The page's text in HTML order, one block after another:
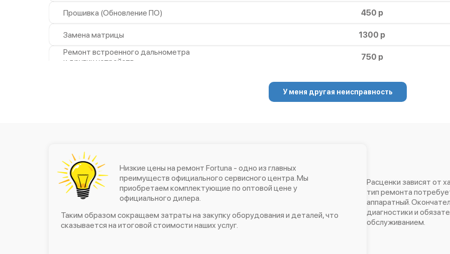
Прошивка (Обновление ПО) 450 р
Замена матрицы 1300 р
Ремонт встроенного дальнометра
и других устройств
750 р
1200 р
Замена ключей управления
Замена процессора 850 р
Замена микросхемы логики 450 р
У меня другая неисправность
Низкие цены на ремонт Fortuna - одно из главных
преимуществ официального сервисного центра. Мы
приобретаем комплектующие по оптовой цене у
официального дилера.
Таким образом сокращаем затраты на закупку оборудования и деталей, что
сказывается на итоговой стоимости наших услуг.
Расценки зависят от
тип ремонта
аппаратный.
диагностики и
обслуживанием.